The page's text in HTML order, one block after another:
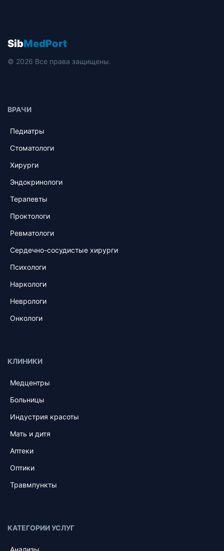
SibMedPort
© 2026 Все права защищены.
ВРАЧИ
Педиатры
Стоматологи
Хирурги
Эндокринологи
Терапевты
Проктологи
Ревматологи
Сердечно-сосудистые хирурги
Психологи
Наркологи
Неврологи
Онкологи
КЛИНИКИ
Медцентры
Больницы
Индустрия красоты
Мать и дитя
Аптеки
Оптики
Травмпункты
КАТЕГОРИИ УСЛУГ
Анализы